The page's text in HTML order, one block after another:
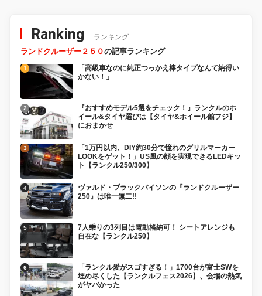
Ranking ランキング
ランドクルーザー２５０の記事ランキング
「高級車なのに純正つっかえ棒タイプなんて納得い
かない！」
『おすすめモデル5選をチェック！』ランクルのホ
イール&タイヤ選びは【タイヤ&ホイール館フジ】
におまかせ
「1万円以内、DIY約30分で憧れのグリルマーカー
LOOKをゲット！」US風の顔を実現できるLEDキッ
ト【ランクル250/300】
ヴァルド・ブラックバイソンの『ランドクルーザー
250』は唯一無二!!
7人乗りの3列目は電動格納可！ シートアレンジも
自在な【ランクル250】
「ランクル愛がスゴすぎる！」1700台が富士SWを
埋め尽くした【ランクルフェス2026】、会場の熱気
がヤバかった